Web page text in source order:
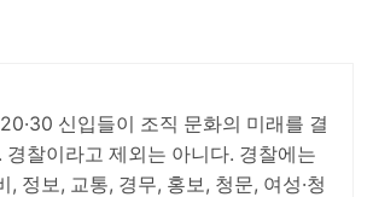
신입들이 조직 문화의 미래를 결
경찰이라고 제외는 아니다. 경찰에는
, 정보, 교통, 경무, 홍보, 청문, 여성·청